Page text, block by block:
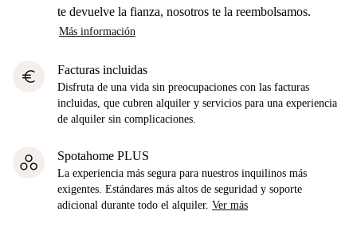
te devuelve la fianza, nosotros te la reembolsamos.
Más información
euro Facturas incluidas
Disfruta de una vida sin preocupaciones con las facturas
incluidas, que cubren alquiler y servicios para una experiencia
de alquiler sin complicaciones.
Spotahome PLUS
La experiencia más segura para nuestros inquilinos más
exigentes. Estándares más altos de seguridad y soporte
adicional durante todo el alquiler. Ver más